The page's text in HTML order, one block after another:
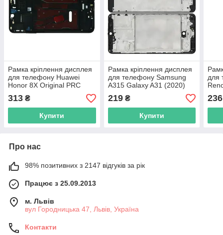
Рамка кріплення дисплея
для телефону Huawei
Honor 8X Original PRC
чорна
313 ₴
Купити
Рамка кріплення дисплея
для телефону Samsung
A315 Galaxy A31 (2020)
чорна
219₴
Купити
для
236
Про нас
98% позитивних з 2147 відгуків за рік
Працює з 25.09.2013
м. Львів
вул Городницька 47, Львів, Україна
Контакти